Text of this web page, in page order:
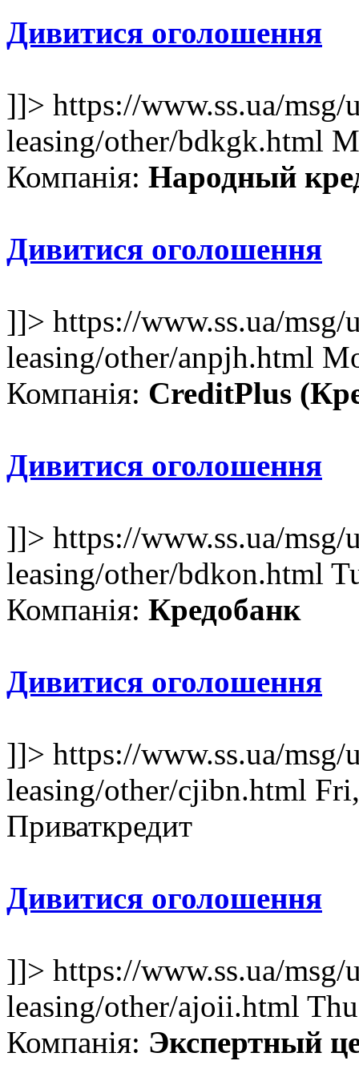
Дивитися оголошення
]]> https://www.ss.ua/
leasing/other/bdkgk.html
Компанія: Народный
Дивитися оголошення
]]> https://www.ss.ua/
leasing/other/anpjh.html
Компанія: CreditPlus
Дивитися оголошення
]]> https://www.ss.ua/
leasing/other/bdkon.html
Компанія: Кредобанк
Дивитися оголошення
]]> https://www.ss.ua/
leasing/other/cjibn.html
Приваткредит
Дивитися оголошення
]]> https://www.ss.ua/
leasing/other/ajoii.html
Компанія: Экспертный